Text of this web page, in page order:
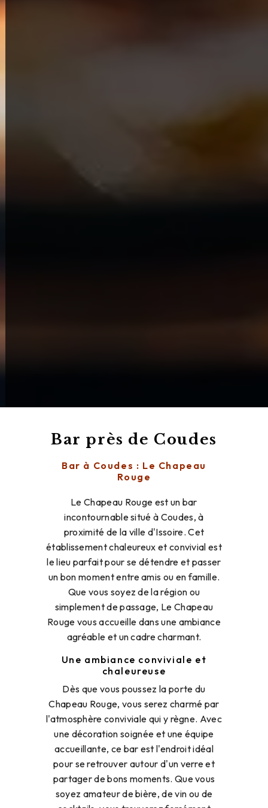
Bar près de Coudes
Bar à Coudes : Le Chapeau
Rouge
Le Chapeau Rouge est un bar
incontournable situé à Coudes, à
proximité de la ville d'Issoire. Cet
établissement chaleureux et convivial est
le lieu parfait pour se détendre et passer
un bon moment entre amis ou en famille.
Que vous soyez de la région ou
simplement de passage, Le Chapeau
Rouge vous accueille dans une ambiance
agréable et un cadre charmant.
Une ambiance conviviale et
chaleureuse
Dès que vous poussez la porte du
Chapeau Rouge, vous serez charmé par
l'atmosphère conviviale qui y règne. Avec
une décoration soignée et une équipe
accueillante, ce bar est l'endroit idéal
pour se retrouver autour d'un verre et
partager de bons moments. Que vous
soyez amateur de bière, de vin ou de